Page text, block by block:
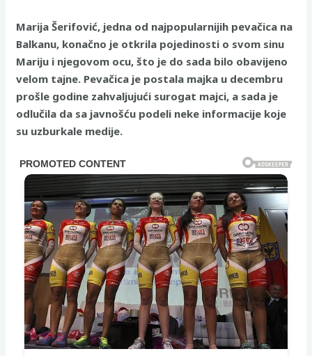
Marija Šerifović, jedna od najpopularnijih pevačica na
Balkanu, konačno je otkrila pojedinosti o svom sinu
Mariju i njegovom ocu, što je do sada bilo obavijeno
velom tajne. Pevačica je postala majka u decembru
prošle godine zahvaljujući surogat majci, a sada je
odlučila da sa javnošću podeli neke informacije koje
su uzburkale medije.